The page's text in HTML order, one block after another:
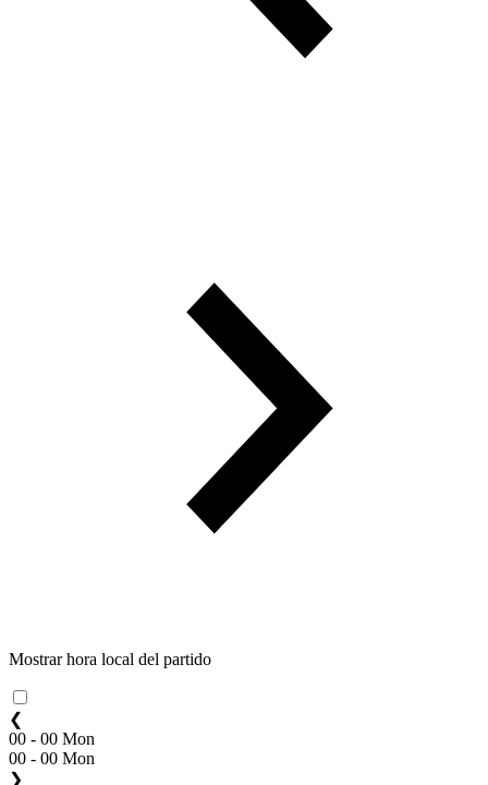
Mostrar hora local del partido
❮
00 - 00 Mon
00 - 00 Mon
❯